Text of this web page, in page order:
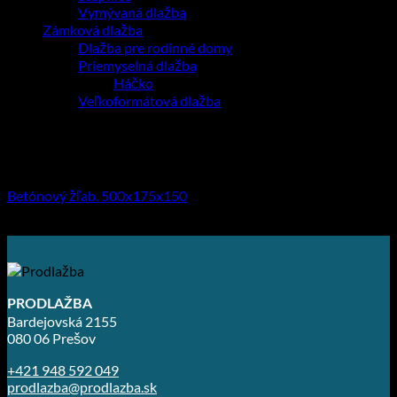
Vymývaná dlažba
Zámková dlažba
Dlažba pre rodinné domy
Priemyselná dlažba
Háčko
Veľkoformátová dlažba
Betónový žľab. 500x175x150
PRODLAŽBA
Bardejovská 2155
080 06 Prešov
+421 948 592 049
prodlazba@prodlazba.sk